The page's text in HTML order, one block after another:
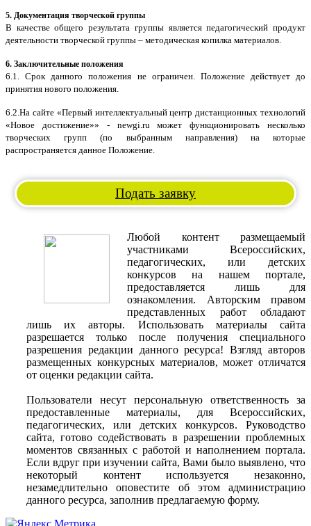
5. Документация творческой группы
В качестве общего результата группы является педагогический продукт
деятельности творческой группы – методическая копилка материалов.
6. Заключительные положения
6.1. Срок данного положения не ограничен. Положение действует до
принятия нового положения.
6.2.На сайте «Первый интеллектуальный центр дистанционных технологий
«Новое достижение»» - newgi.ru может функционировать несколько
творческих групп (по выбранным направления) на которые
распространяется данное Положение.
Подать заявку
Любой контент размещаемый
участниками Всероссийских,
педагогических, или детских
конкурсов на нашем портале,
предоставляется лишь для
ознакомления. Авторским правом
представленных работ обладают
лишь их авторы. Использовать материалы сайта
разрешается только после получения специального
разрешения редакции данного ресурса! Взгляд авторов
размещенных конкурсных материалов, может отличатся
от оценки редакции сайта.
Пользователи несут персональную ответственность за
предоставленные материалы, для Всероссийских,
педагогических, или детских конкурсов. Руководство
сайта, готово содействовать в разрешении проблемных
моментов связанных с работой и наполнением портала.
Если вдруг при изучении сайта, Вами было выявлено, что
некоторый контент используется незаконно,
незамедлительно оповестите об этом администрацию
данного ресурса, заполнив предлагаемую форму.